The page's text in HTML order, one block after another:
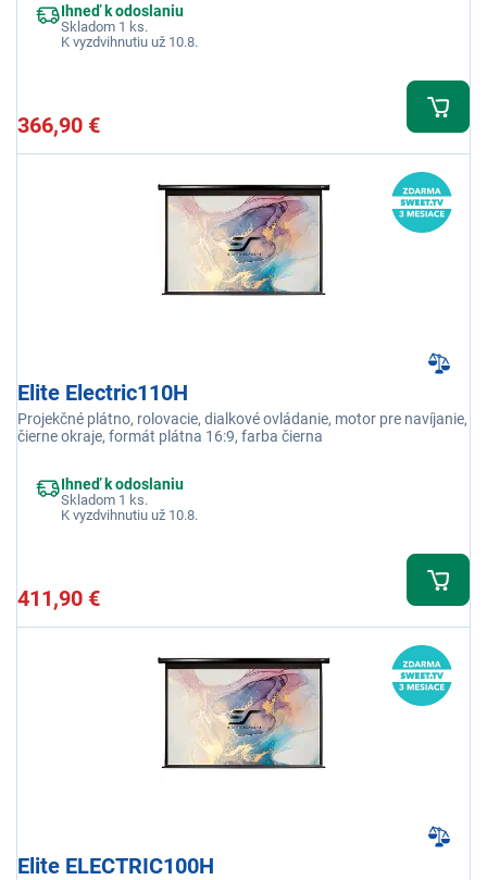
Ihneď k odoslaniu
Skladom 1 ks.
K vyzdvihnutiu už 10.8.
366,90 €
Elite Electric110H
Projekčné plátno, rolovacie, dialkové ovládanie, motor pre navíjanie,
čierne okraje, formát plátna 16:9, farba čierna
Ihneď k odoslaniu
Skladom 1 ks.
K vyzdvihnutiu už 10.8.
411,90 €
Elite ELECTRIC100H